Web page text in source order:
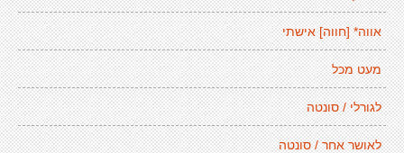
אווה* [חווה] אישתי
מעט מכל
לגורלי / סונטה
לאושר אחר / סונטה